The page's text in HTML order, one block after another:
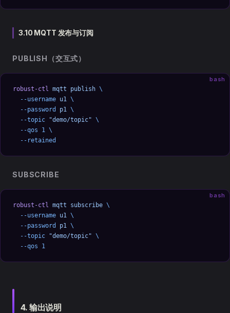
3.10 MQTT 发布与订阅
PUBLISH（交互式）
bash
robust-ctl mqtt publish \
  --username
u1 \
  --password
p1 \
  --topic
"demo/topic" \
  --qos
1 \
  --retained
SUBSCRIBE
bash
robust-ctl mqtt subscribe \
  --username
u1 \
  --password
p1 \
  --topic
"demo/topic" \
  --qos
1
4. 输出说明